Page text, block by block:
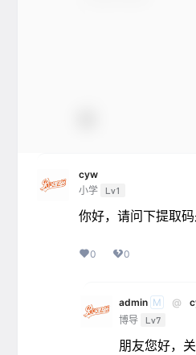
cyw
小学 Lv1
你好，请问下提取
0 0
admin M @
博导 Lv7
朋友您好，